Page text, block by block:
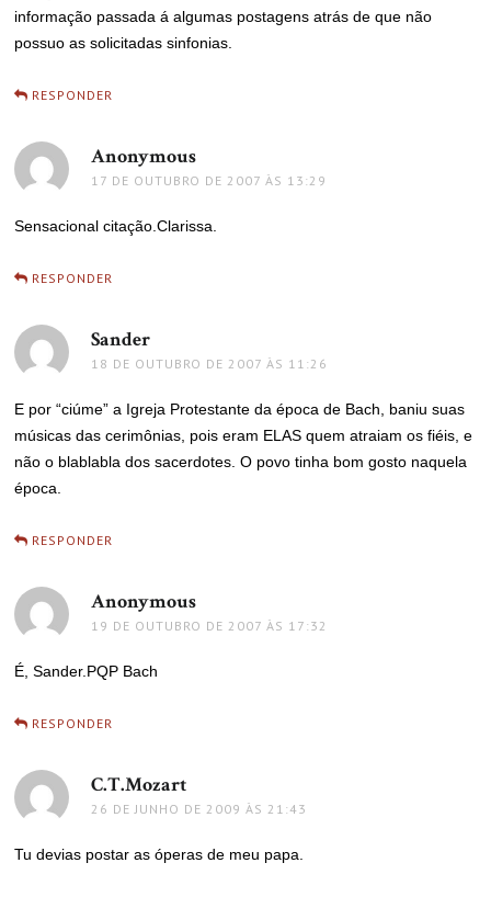
informação passada á algumas postagens atrás de que não
possuo as solicitadas sinfonias.
RESPONDER
Anonymous
17 DE OUTUBRO DE 2007 ÀS 13:29
Sensacional citação.Clarissa.
RESPONDER
Sander
18 DE OUTUBRO DE 2007 ÀS 11:26
E por “ciúme” a Igreja Protestante da época de Bach, baniu suas
músicas das cerimônias, pois eram ELAS quem atraiam os fiéis, e
não o blablabla dos sacerdotes. O povo tinha bom gosto naquela
época.
RESPONDER
Anonymous
19 DE OUTUBRO DE 2007 ÀS 17:32
É, Sander.PQP Bach
RESPONDER
C.T.Mozart
26 DE JUNHO DE 2009 ÀS 21:43
Tu devias postar as óperas de meu papa.